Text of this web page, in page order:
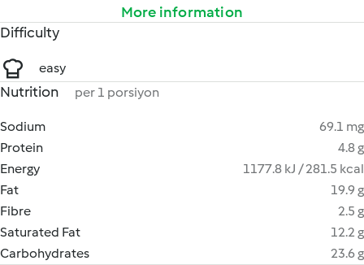
More information
Difficulty
easy
Nutrition per 1 porsiyon
Sodium
69.1 mg
Protein
4.8 g
Energy
1177.8 kJ / 281.5 kcal
Fat
19.9 g
Fibre
2.5 g
Saturated Fat
12.2 g
Carbohydrates
23.6 g